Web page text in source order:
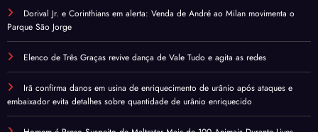
Dorival Jr. e Corinthians em alerta: Venda de André ao Milan movimenta o
Parque São Jorge
Elenco de Três Graças revive dança de Vale Tudo e agita as redes
Irã confirma danos em usina de enriquecimento de urânio após ataques e
embaixador evita detalhes sobre quantidade de urânio enriquecido